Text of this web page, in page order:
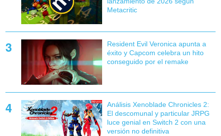
Metacritic
Resident Evil Veronica apunta a
éxito y Capcom celebra un hito
conseguido por el remake
Análisis Xenoblade Chronicles 2:
El descomunal y particular JRPG
luce genial en Switch 2 con una
versión no definitiva